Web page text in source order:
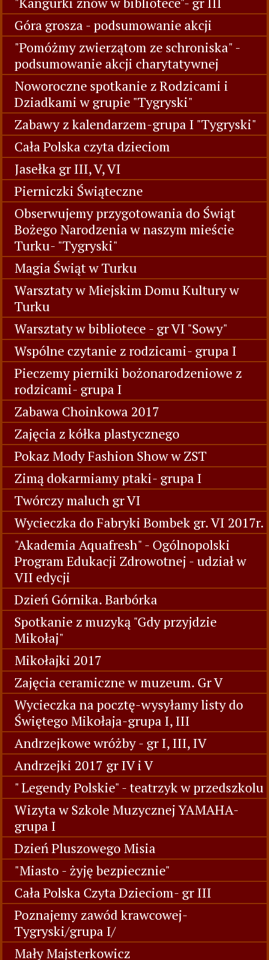
Góra grosza - podsumowanie akcji
"Pomóżmy zwierzątom ze schroniska" -
podsumowanie akcji charytatywnej
Noworoczne spotkanie z Rodzicami i
Dziadkami w grupie "Tygryski"
Zabawy z kalendarzem-grupa I "Tygryski"
Cała Polska czyta dzieciom
Jasełka gr III, V, VI
Pierniczki Świąteczne
Obserwujemy przygotowania do Świąt
Bożego Narodzenia w naszym mieście
Turku- "Tygryski"
Magia Świąt w Turku
Warsztaty w Miejskim Domu Kultury w
Turku
Warsztaty w bibliotece - gr VI "Sowy"
Wspólne czytanie z rodzicami- grupa I
Pieczemy pierniki bożonarodzeniowe z
rodzicami- grupa I
Zabawa Choinkowa 2017
Zajęcia z kółka plastycznego
Pokaz Mody Fashion Show w ZST
Zimą dokarmiamy ptaki- grupa I
Twórczy maluch gr VI
Wycieczka do Fabryki Bombek gr. VI 2017r.
"Akademia Aquafresh" - Ogólnopolski
Program Edukacji Zdrowotnej - udział w
VII edycji
Dzień Górnika. Barbórka
Spotkanie z muzyką "Gdy przyjdzie
Mikołaj"
Mikołajki 2017
Zajęcia ceramiczne w muzeum. Gr V
Wycieczka na pocztę-wysyłamy listy do
Świętego Mikołaja-grupa I, III
Andrzejkowe wróżby - gr I, III, IV
Andrzejki 2017 gr IV i V
" Legendy Polskie" - teatrzyk w przedszkolu
Wizyta w Szkole Muzycznej YAMAHA-
grupa I
Dzień Pluszowego Misia
"Miasto - żyję bezpiecznie"
Cała Polska Czyta Dzieciom- gr III
Poznajemy zawód krawcowej-
Tygryski/grupa I/
Mały Majsterkowicz